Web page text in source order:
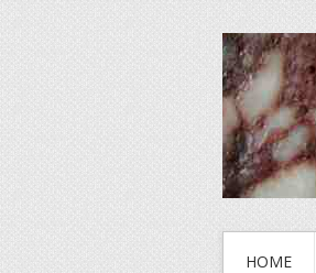
HOME